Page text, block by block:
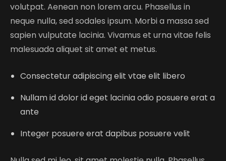
volutpat. Aenean non lorem arcu. Phasellus in
neque nulla, sed sodales ipsum. Morbi a massa sed
sapien vulputate lacinia. Vivamus et urna vitae felis
malesuada aliquet sit amet et metus.
Consectetur adipiscing elit vtae elit libero
Nullam id dolor id eget lacinia odio posuere erat a
ante
Integer posuere erat dapibus posuere velit